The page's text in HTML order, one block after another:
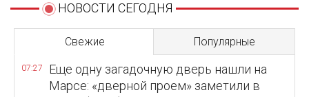
НОВОСТИ СЕГОДНЯ
Свежие Популярные
07:27
Еще одну загадочную дверь нашли на
Марсе: «дверной проем» заметили в